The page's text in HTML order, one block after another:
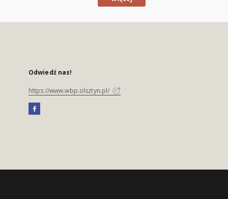
Odwiedź nas!
https://www.wbp.olsztyn.pl/